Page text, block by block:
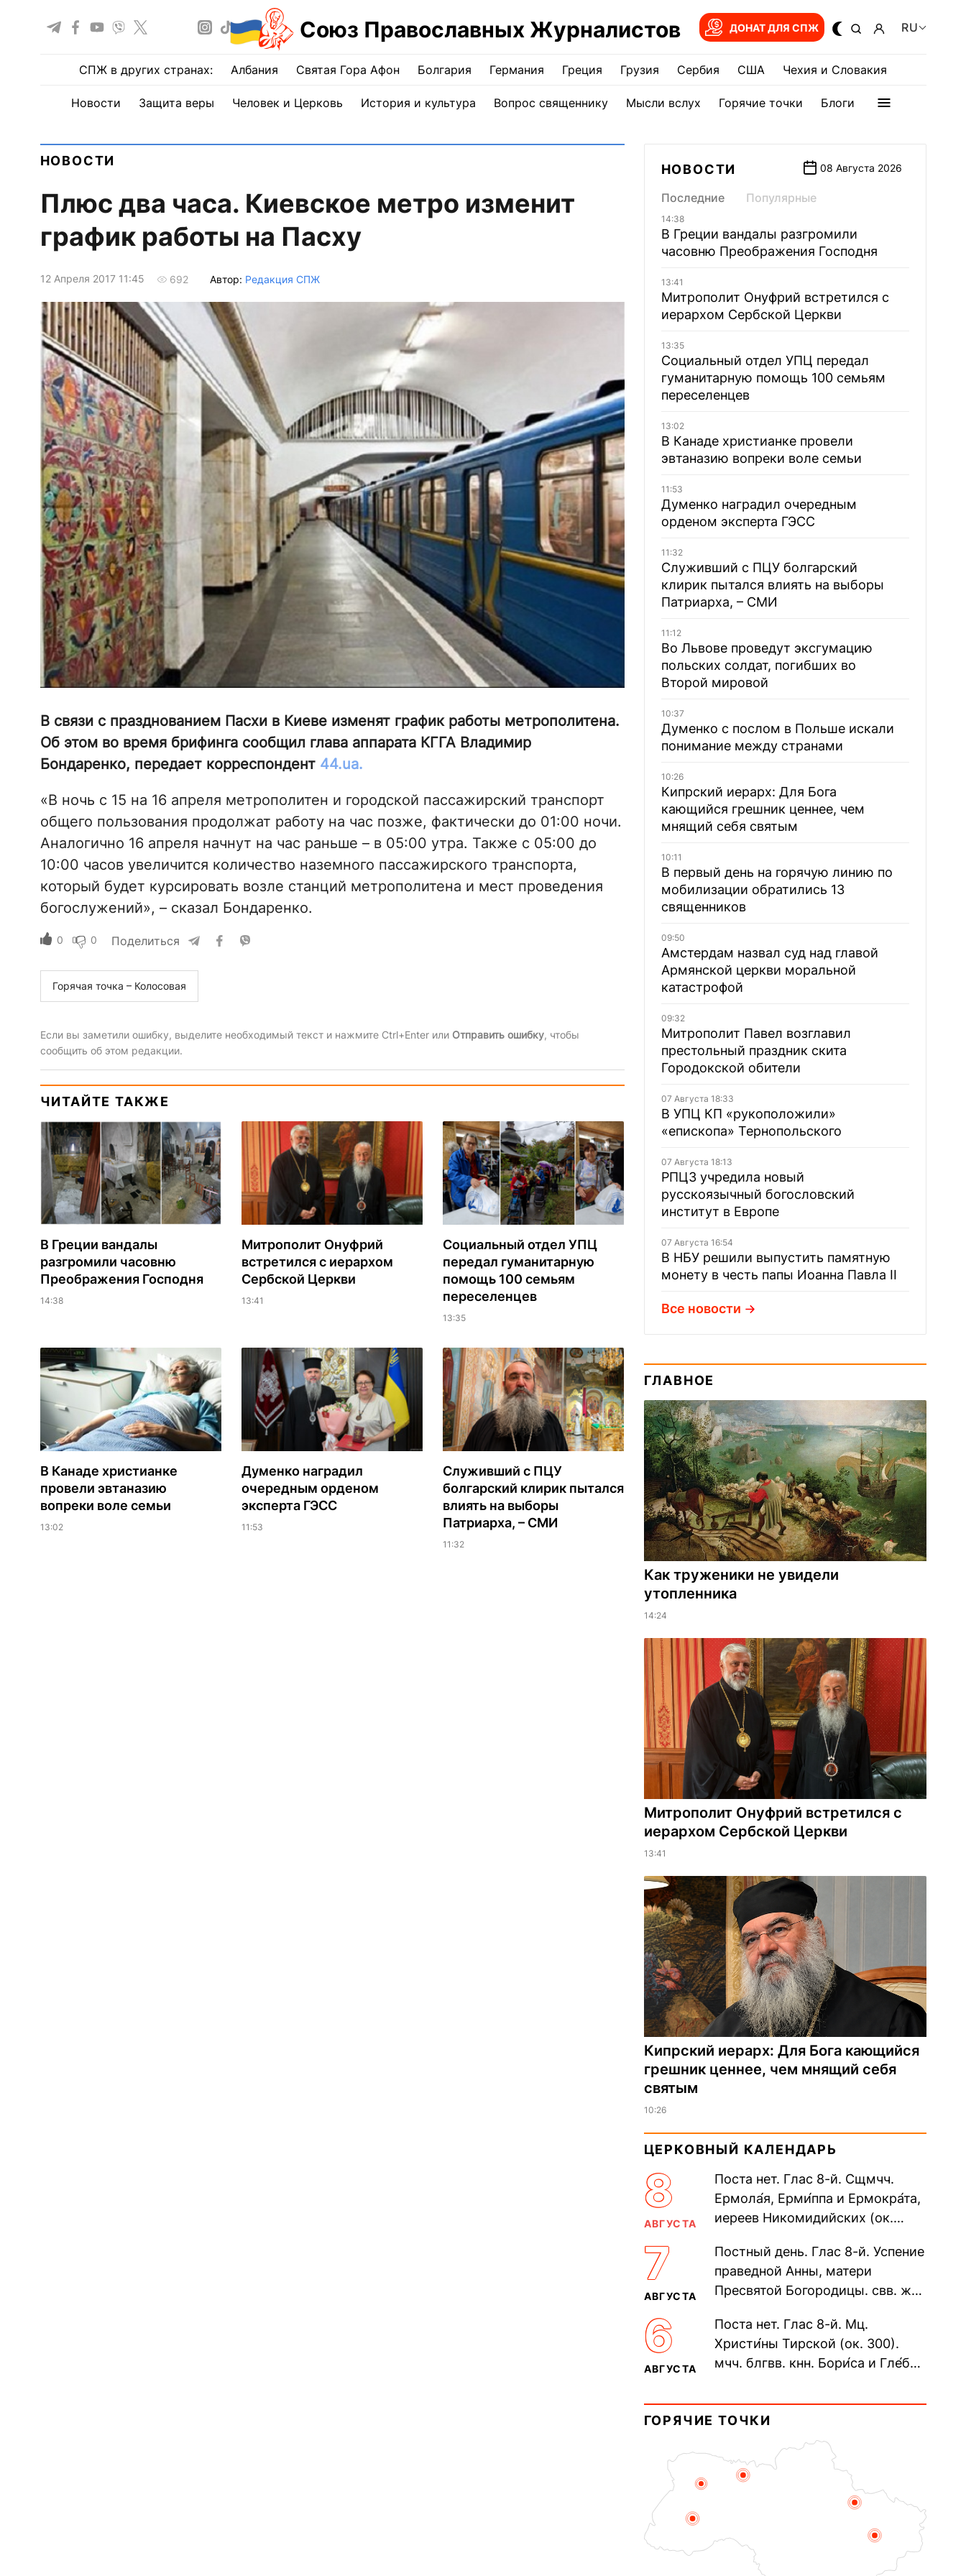
Союз Православных Журналистов ДОНАТ ДЛЯ СПЖ RU
СПЖ в других странах: Албания Святая Гора Афон Болгария Германия Греция Грузия Сербия США Чехия и Словакия
Новости Защита веры Человек и Церковь История и культура Вопрос священнику Мысли вслух Горячие точки Блоги
НОВОСТИ
Плюс два часа. Киевское метро изменит
график работы на Пасху
12 Апреля 2017 11:45 692 Автор: Редакция СПЖ
В связи с празднованием Пасхи в Киеве изменят график работы метрополитена.
Об этом во время брифинга сообщил глава аппарата КГГА Владимир
Бондаренко, передает корреспондент 44.ua.
«В ночь с 15 на 16 апреля метрополитен и городской пассажирский транспорт
общего пользования продолжат работу на час позже, фактически до 01:00 ночи.
Аналогично 16 апреля начнут на час раньше – в 05:00 утра. Также с 05:00 до
10:00 часов увеличится количество наземного пассажирского транспорта,
который будет курсировать возле станций метрополитена и мест проведения
богослужений», – сказал Бондаренко.
0 0 Поделиться
Горячая точка – Колосовая
Если вы заметили ошибку, выделите необходимый текст и нажмите Ctrl+Enter или Отправить ошибку, чтобы
сообщить об этом редакции.
ЧИТАЙТЕ ТАКЖЕ
В Греции вандалы
разгромили часовню
Преображения Господня
14:38
Митрополит Онуфрий
встретился с иерархом
Сербской Церкви
13:41
Социальный отдел УПЦ
передал гуманитарную
помощь 100 семьям
переселенцев
13:35
В Канаде христианке
провели эвтаназию
вопреки воле семьи
13:02
Думенко наградил
очередным орденом
эксперта ГЭСС
11:53
Служивший с ПЦУ
болгарский клирик пытался
влиять на выборы
Патриарха, – СМИ
11:32
НОВОСТИ 08 Августа 2026
Последние Популярные
14:38
В Греции вандалы разгромили
часовню Преображения Господня
13:41
Митрополит Онуфрий встретился с
иерархом Сербской Церкви
13:35
Социальный отдел УПЦ передал
гуманитарную помощь 100 семьям
переселенцев
13:02
В Канаде христианке провели
эвтаназию вопреки воле семьи
11:53
Думенко наградил очередным
орденом эксперта ГЭСС
11:32
Служивший с ПЦУ болгарский
клирик пытался влиять на выборы
Патриарха, – СМИ
11:12
Во Львове проведут эксгумацию
польских солдат, погибших во
Второй мировой
10:37
Думенко с послом в Польше искали
понимание между странами
10:26
Кипрский иерарх: Для Бога
кающийся грешник ценнее, чем
мнящий себя святым
10:11
В первый день на горячую линию по
мобилизации обратились 13
священников
09:50
Амстердам назвал суд над главой
Армянской церкви моральной
катастрофой
09:32
Митрополит Павел возглавил
престольный праздник скита
Городокской обители
07 Августа 18:33
В УПЦ КП «рукоположили»
«епископа» Тернопольского
07 Августа 18:13
РПЦЗ учредила новый
русскоязычный богословский
институт в Европе
07 Августа 16:54
В НБУ решили выпустить памятную
монету в честь папы Иоанна Павла II
Все новости
ГЛАВНОЕ
Как труженики не увидели
утопленника
14:24
Митрополит Онуфрий встретился с
иерархом Сербской Церкви
13:41
Кипрский иерарх: Для Бога кающийся
грешник ценнее, чем мнящий себя
святым
10:26
ЦЕРКОВНЫЙ КАЛЕНДАРЬ
8
АВГУСТА
Поста нет. Глас 8-й. Сщмчч.
Ермола́я, Ерми́ппа и Ермокра́та,
иереев Никомидийских (ок.
Печерского, в Ближних
пещерах...
7
АВГУСТА
Постный день. Глас 8-й. Успение
праведной Анны, матери
Пресвятой Богородицы. свв. жен
прп. Евпракси́и девы,...
6
АВГУСТА
Поста нет. Глас 8-й. Мц.
Христи́ны Тирской (ок. 300).
мчч. блгвв. кнн. Бори́са и Гле́ба,
Дави́да (1015). Прп....
ГОРЯЧИЕ ТОЧКИ